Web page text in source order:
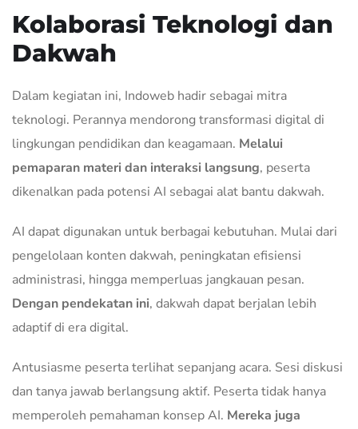
Kolaborasi Teknologi dan
Dakwah
Dalam kegiatan ini, Indoweb hadir sebagai mitra
teknologi. Perannya mendorong transformasi digital di
lingkungan pendidikan dan keagamaan. Melalui
pemaparan materi dan interaksi langsung, peserta
dikenalkan pada potensi AI sebagai alat bantu dakwah.
AI dapat digunakan untuk berbagai kebutuhan. Mulai dari
pengelolaan konten dakwah, peningkatan efisiensi
administrasi, hingga memperluas jangkauan pesan.
Dengan pendekatan ini, dakwah dapat berjalan lebih
adaptif di era digital.
Antusiasme peserta terlihat sepanjang acara. Sesi diskusi
dan tanya jawab berlangsung aktif. Peserta tidak hanya
memperoleh pemahaman konsep AI. Mereka juga